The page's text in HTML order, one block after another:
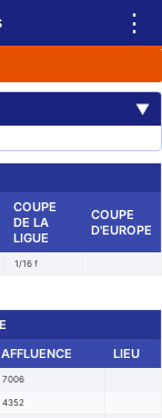
⋮
▼
COUPE
DE LA
LIGUE
COUPE
D'EUROPE
1/16 f
AFFLUENCE LIEU
7006
4352